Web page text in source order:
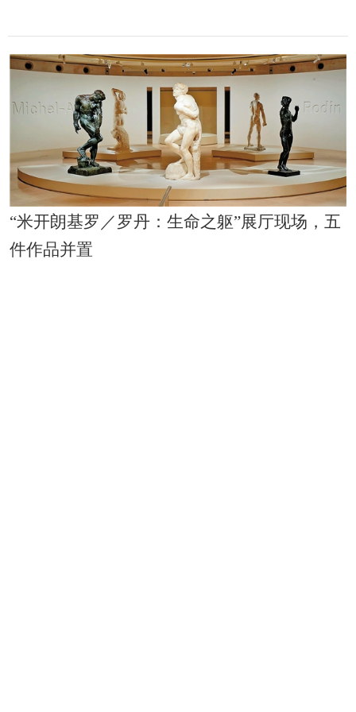
“米开朗基罗／罗丹：生命之躯”展厅现场，五
件作品并置